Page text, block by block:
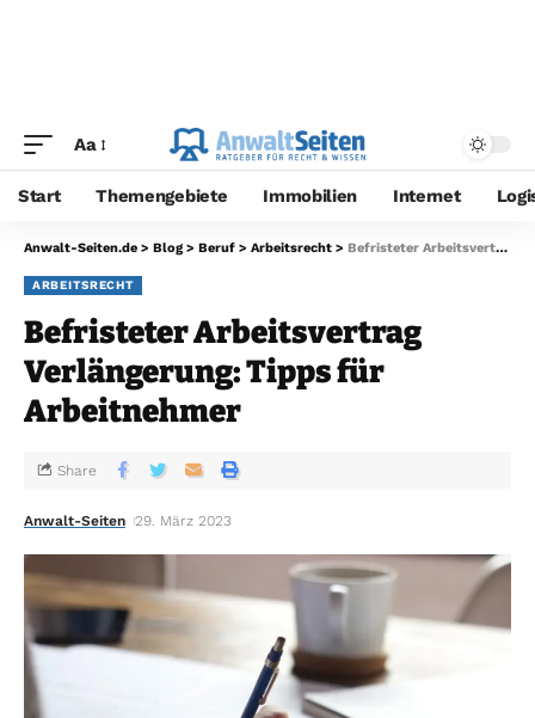
Aa
Start Themengebiete Immobilien Internet
Anwalt-Seiten.de > Blog > Beruf > Arbeitsrecht > Befristeter Arbeitsvertrag Verlängerung: Tipps für Arbeitnehmer
ARBEITSRECHT
Befristeter Arbeitsvertrag
Verlängerung: Tipps für
Arbeitnehmer
Anwalt-Seiten 29. März 2023
Share